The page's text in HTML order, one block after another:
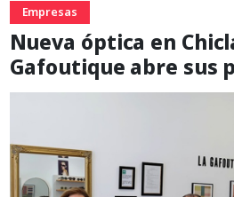
Empresas
Nueva óptica en
Gafoutique abre sus